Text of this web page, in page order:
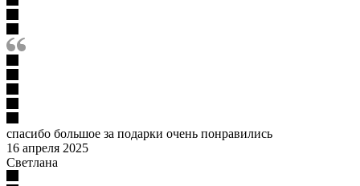
спасибо большое за подарки очень понравились
16 апреля 2025
Светлана